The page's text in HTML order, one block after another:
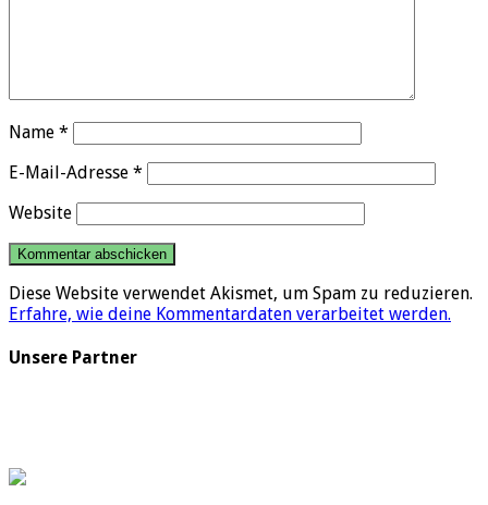
Name *
E-Mail-Adresse *
Website
Diese Website verwendet Akismet, um Spam zu reduzieren.
Erfahre, wie deine Kommentardaten verarbeitet werden.
Unsere Partner